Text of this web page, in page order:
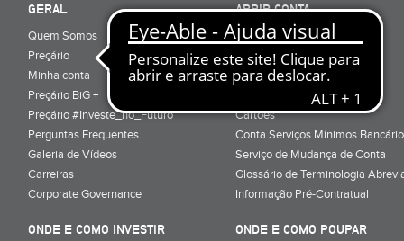
GERAL
Quem Somos
Preçário
Minha conta
Preçário BiG +
Preçário #Investe_no_Futuro
Perguntas Frequentes
Galeria de Vídeos
Carreiras
Corporate Governance
ABRIR CONTA
Porquê ser cliente
Particulares
Júnior (sub-18)
Cartões
Conta Serviços Mínimos
Serviço de Mudança de Conta
Glossário de Terminologia
Informação Pré-Contratual
ONDE E COMO INVESTIR
ONDE E COMO POUPAR